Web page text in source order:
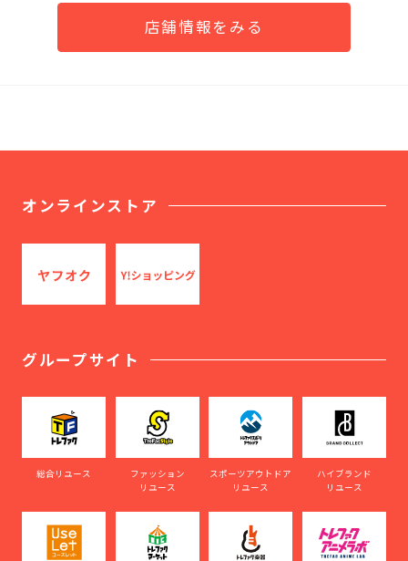
店舗情報をみる
オンラインストア
グループサイト
総合リユース
ファッション
リユース
スポーツアウトドア
リユース
ハイブランド
リユース